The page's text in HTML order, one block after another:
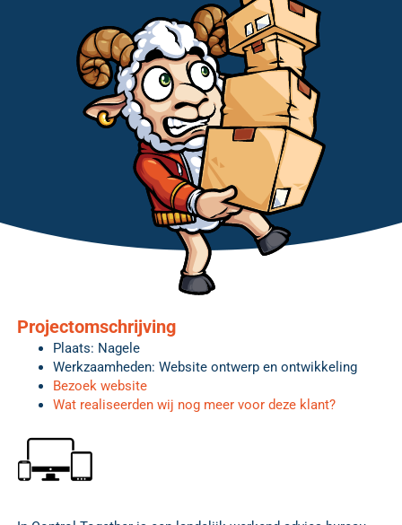
Projectomschrijving
Plaats: Nagele
Werkzaamheden: Website ontwerp en ontwikkeling
Bezoek website
Wat realiseerden wij nog meer voor deze klant?